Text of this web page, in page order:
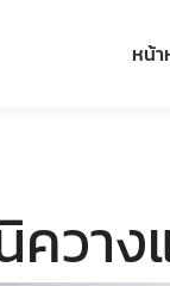
หน้
ควา